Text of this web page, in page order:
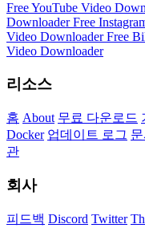
Free YouTube Video
DownloaderFree
Video DownloaderFree
Video Downloader
리소스
홈 About 무료 다운로드
Docker 업데이트 로그 문
관
회사
피드백 Discord Twitter